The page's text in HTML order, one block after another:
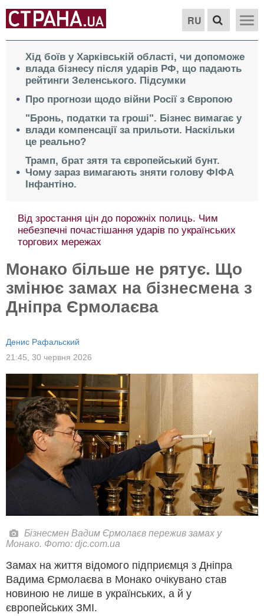
RU
Хід боїв у Харківській області, чи допоможе
влада бізнесу після ударів РФ, що падають
рейтинги Зеленського. Підсумки
Про прогнози щодо війни Росії з Європою
"Бронь, податки та гроші". Бізнес вимагає у
влади компенсації за прильоти. Наскільки
це реально?
Трамп, брат зятя та європейський бунт.
Чому зараз вимагають зняти голову ФІФА
Інфантіно.
Від зростання цін до порожніх полиць. Чим
небезпечні почастішання ударів по українських
торгових мережах
Монако більше не рятує. Що
змінює замах на бізнесмена з
Дніпра Єрмолаєва
Денис Рафальский
21:45, 30 червня 2026
Бізнесмен Вадим Єрмолаєв пережив замах у
Монако. Фото: djc.com.ua
Замах на життя відомого підприємця з Дніпра
Вадима Єрмолаєва в Монако очікувано став
новиною не лише в українських, а й у
європейських ЗМІ.